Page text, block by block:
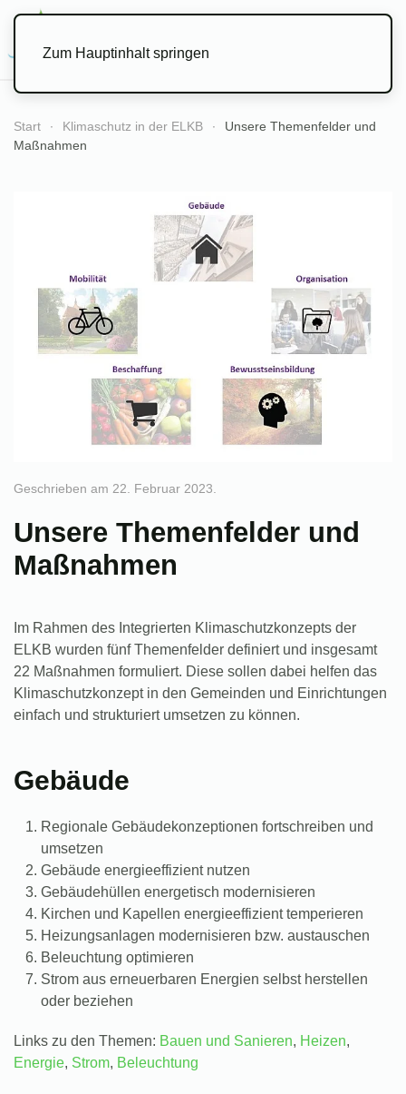
Zum Hauptinhalt springen
Start Klimaschutz in der ELKB
Unsere Themenfelder und
Maßnahmen
Geschrieben am 22. Februar 2023
Unsere Themenfelder und
Maßnahmen
Im Rahmen des Integrierten Klimaschutzkonzepts der
ELKB wurden fünf Themenfelder definiert und insgesamt
22 Maßnahmen formuliert. Diese sollen dabei helfen das
Klimaschutzkonzept in den Gemeinden und Einrichtungen
einfach und strukturiert umsetzen zu können.
Gebäude
Regionale Gebäudekonzeptionen fortschreiben und
umsetzen
Gebäude energieeffizient nutzen
Gebäudehüllen energetisch modernisieren
Kirchen und Kapellen energieeffizient temperieren
Heizungsanlagen modernisieren bzw. austauschen
Beleuchtung optimieren
Strom aus erneuerbaren Energien selbst herstellen
oder beziehen
Links zu den Themen: Bauen und Sanieren, Heizen,
Energie, Strom, Beleuchtung